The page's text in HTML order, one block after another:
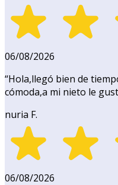
06/08/2026
“Hola,llegó bien de
cómoda,a mi nieto le
nuria F.
06/08/2026